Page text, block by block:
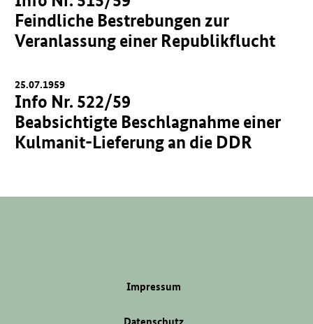
Feindliche Bestrebungen zur
Veranlassung einer Republikflucht
25.07.1959
Info Nr. 522/59
Beabsichtigte Beschlagnahme einer
Kulmanit-Lieferung an die DDR
Impressum